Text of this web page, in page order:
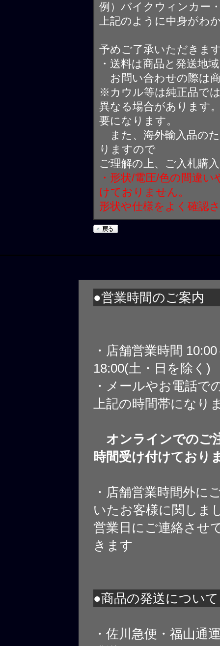
例）バイクウィンカー
上記のように中身がわ
予めご了承いただきま
・送料は商品と発送地
お問い合わせの際は
※カウル等は純正品で
異なる場合があります
要になります。
また、海外輸入品の
りますので
ご理解の上、ご入札購
・形状/電圧/色の間違
けておりません。
形状や仕様をよく確認
●営業時間のご案内
・店舗営業時間
18:00(土・日を除く)
・メールやお電話で
上記の時間帯になり
オンラインでのご
時間受け付けており
・店舗営業時間外に
いたお客様に関しま
営業日にご連絡させ
きます
●商品の発送について
・佐川急便・福山通